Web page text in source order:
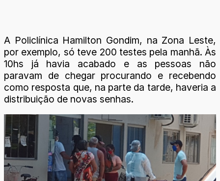
A Policlínica Hamilton Gondim, na Zona Leste,
por exemplo, só teve 200 testes pela manhã. Às
10hs já havia acabado e as pessoas não
paravam de chegar procurando e recebendo
como resposta que, na parte da tarde, haveria a
distribuição de novas senhas.